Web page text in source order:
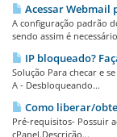
Acessar Webmail
A configuração padrão
sendo assim é
IP bloqueado?
Solução Para checar e
A - Desbloqueando...
Como liberar/
Pré-requisitos- Possuir
cPanel.Descrição...